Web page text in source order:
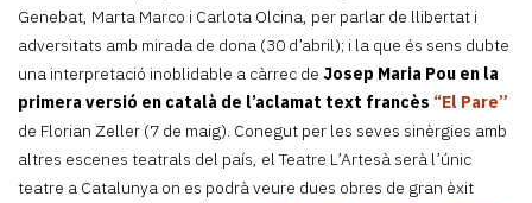
Genebat, Marta Marco i Carlota Olcina, per parlar de llibertat i
adversitats amb mirada de dona (30 d’abril); i la que és sens dubte
una interpretació inoblidable a càrrec de Josep Maria Pou en la
primera versió en català de l’aclamat text francès “El Pare”
de Florian Zeller (7 de maig). Conegut per les seves sinèrgies amb
altres escenes teatrals del país, el Teatre L’Artesà serà l’únic
teatre a Catalunya on es podrà veure dues obres de gran èxit